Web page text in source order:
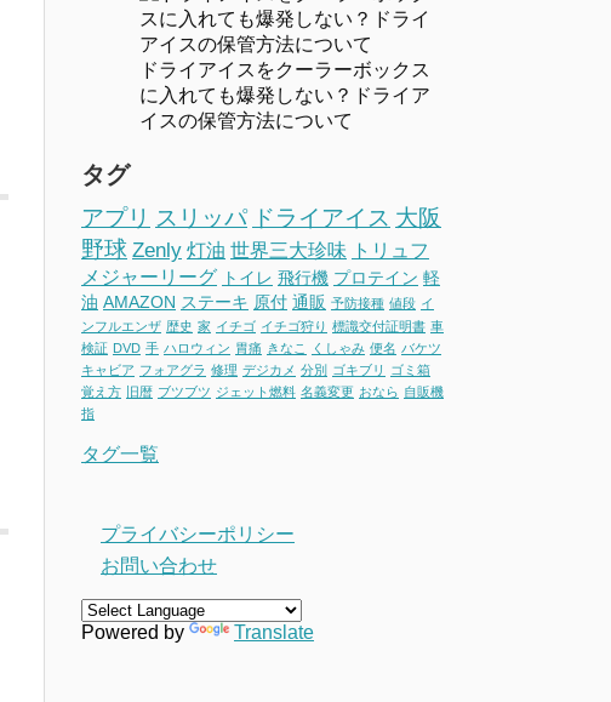
ドライアイスをクーラーボックス
に入れても爆発しない？ドライア
イスの保管方法について
タグ
アプリ スリッパ ドライアイス 大阪
野球 Zenly 灯油 世界三大珍味
トリュフ
メジャーリーグ
トイレ 飛行機 プロテイン 軽
油 AMAZON ステーキ 原付 通販 予防接種 値段 イ
ンフルエンザ 歴史 家 イチゴ イチゴ狩り 標識交付証明書 車
検証 DVD 手 ハロウィン 胃痛 きなこ くしゃみ 便名 バケツ
キャビア フォアグラ 修理 デジカメ 分別 ゴキブリ
ゴミ箱
覚え方
旧暦 ブツブツ ジェット燃料 名義変更 おなら 自販機
指
タグ一覧
プライバシーポリシー
お問い合わせ
Powered by Translate